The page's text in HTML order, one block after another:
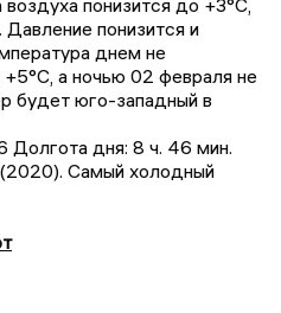
понизится до +3°C,
понизится и
днем не
a ночью 02 февраля не
будет юго-западный в
Долгота дня: 8 ч. 46 мин.
Самый холодный